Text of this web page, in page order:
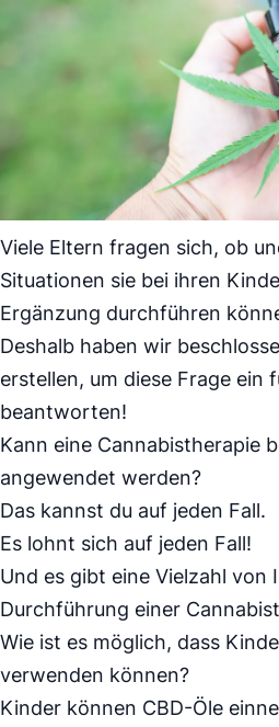
Viele Eltern fragen sich, ob
Situationen sie bei ihren
Ergänzung durchführen
Deshalb haben wir
erstellen, um diese Frage ein
beantworten!
Kann eine Cannabistherapie
angewendet werden?
Das kannst du auf jeden Fall.
Es lohnt sich auf jeden Fall!
Und es gibt eine Vielzahl von
Durchführung einer
Wie ist es möglich, dass
verwenden können?
Kinder können CBD-Öle